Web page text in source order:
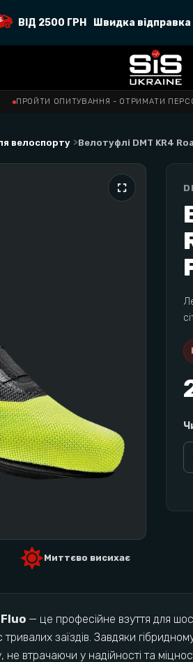
ВІД 2500 ГРН Швидка відправка
ПРОЙТИ ОПИТУВАННЯ - ОТРИМАТИ
велоспорту >Велотуфлі DMT KR4
Миттєво висихає
— це професійне взуття для
заїздів. Завдяки
втрачаючи у надійності та